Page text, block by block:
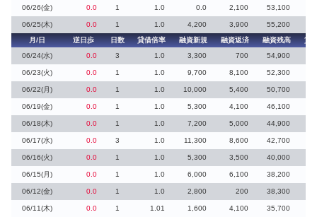
06/26(金) 0.0 1 1.0 0.0 2,100 53,100
06/25(木) 0.0 1 1.0 4,200 3,900 55,200
月/日
逆日歩 日数 貸借倍率 融資新規 融資返済 融資残高
貸
06/24(水)
0.0 3 1.0 3,300 700 54,900
06/23(火) 0.0 1 1.0 9,700 8,100 52,300
06/22(月) 0.0 1 1.0 10,000 5,400 50,700
06/19(金) 0.0 1 1.0 5,300 4,100 46,100
06/18(木) 0.0 1 1.0 7,200 5,000 44,900
06/17(水) 0.0 3 1.0 11,300 8,600 42,700
06/16(火) 0.0 1 1.0 5,300 3,500 40,000
06/15(月) 0.0 1 1.0 6,000 6,100 38,200
06/12(金) 0.0 1 1.0 2,800 200 38,300
06/11(木) 0.0 1 1.01 1,600 4,100 35,700